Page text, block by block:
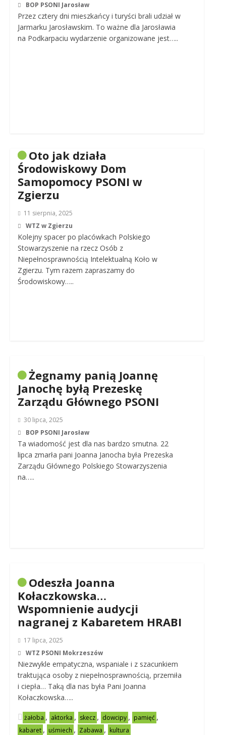
BOP PSONI Jarosław
Przez cztery dni mieszkańcy i turyści brali udział w
Jarmarku Jarosławskim. To ważne dla Jarosławia
na Podkarpaciu wydarzenie organizowane jest…..
Oto jak działa
Środowiskowy Dom
Samopomocy PSONI w
Zgierzu
11 sierpnia, 2025
WTZ w Zgierzu
Kolejny spacer po placówkach Polskiego
Stowarzyszenie na rzecz Osób z
Niepełnosprawnością Intelektualną Koło w
Zgierzu. Tym razem zapraszamy do
Środowiskowy…..
Żegnamy panią Joannę
Janochę byłą Prezeskę
Zarządu Głównego PSONI
30 lipca, 2025
BOP PSONI Jarosław
Ta wiadomość jest dla nas bardzo smutna. 22
lipca zmarła pani Joanna Janocha była Prezeska
Zarządu Głównego Polskiego Stowarzyszenia
na…..
Odeszła Joanna
Kołaczkowska…
Wspomnienie audycji
nagranej z Kabaretem HRABI
17 lipca, 2025
WTZ PSONI Mokrzeszów
Niezwykle empatyczna, wspaniale i z szacunkiem
traktująca osoby z niepełnosprawnością, przemiła
i ciepła… Taką dla nas była Pani Joanna
Kołaczkowska…..
żałoba , aktorka , skecz , dowcipy , pamięć ,
kabaret , uśmiech , Zabawa , kultura